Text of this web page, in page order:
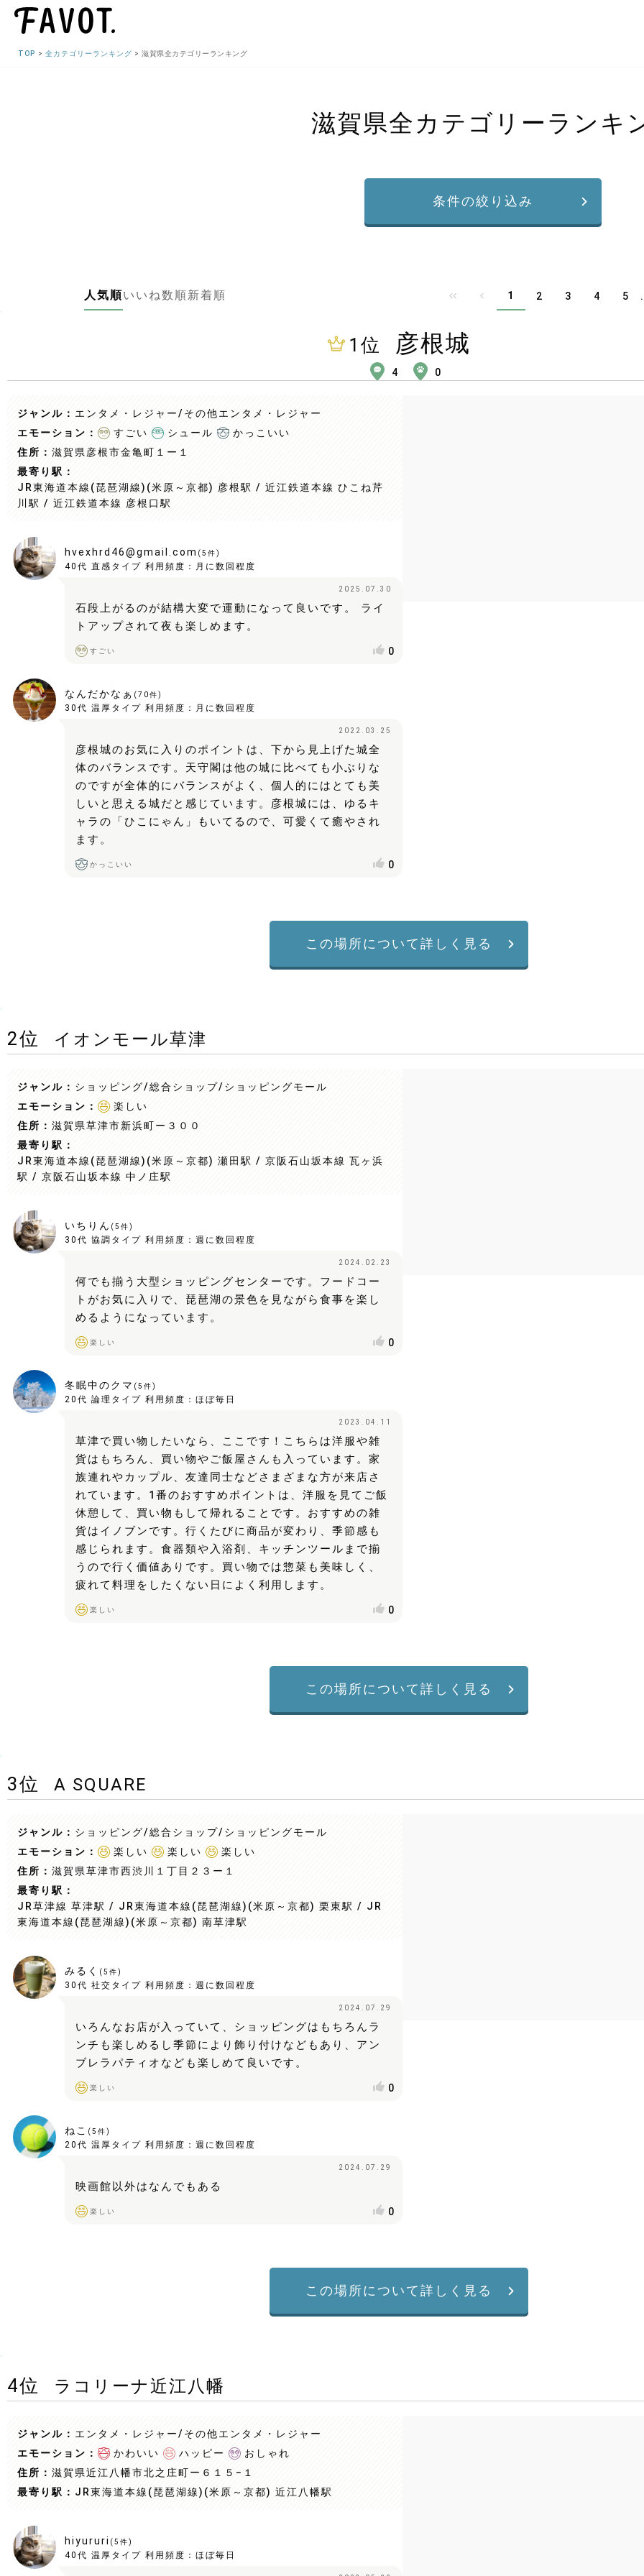
TOP 全カテゴリーランキング 滋賀県全カテゴリーランキング
滋賀県全カテゴリーランキ
条件の絞り込み
人気順いいね数順新着順 1 2 3 4 5
1 位 彦根城
4 0
ジャンル： エンタメ・レジャー/その他エンタメ・レジャー
エモーション：
すごい シュール
かっこいい
住所： 滋賀県彦根市金亀町１ー１
最寄り駅：
JR東海道本線(琵琶湖線)(米原～京都) 彦根駅 / 近江鉄道本線 ひこね芹
川駅 / 近江鉄道本線 彦根口駅
hvexhrd46@gmail.com ( 5 件)
40代 直感タイプ 利用頻度： 月に数回程度
2025.07.30
石段上がるのが結構大変で運動になって良いです。 ライ
トアップされて夜も楽しめます。
すごい 0
なんだかなぁ ( 70件)
30代 温厚タイプ 利用頻度： 月に数回程度
2022.03.25
彦根城のお気に入りのポイントは、下から見上げた城全
体のバランスです。天守閣は他の城に比べても小ぶりな
のですが全体的にバランスがよく、個人的にはとても美
しいと思える城だと感じています。彦根城には、ゆるキ
ャラの「ひこにゃん」もいてるので、可愛くて癒やされ
ます。
かっこいい 0
この場所について詳しく見る
2位 イオンモール草津
ジャンル： ショッピング/総合ショップ/ショッピングモール
エモーション：
楽しい
住所： 滋賀県草津市新浜町ー３００
最寄り駅：
JR東海道本線(琵琶湖線)(米原～京都) 瀬田駅 / 京阪石山坂本線 瓦ヶ浜
駅 / 京阪石山坂本線 中ノ庄駅
いちりん ( 5 件)
30代 協調タイプ 利用頻度： 週に数回程度
2024.02.23
何でも揃う大型ショッピングセンターです。フードコー
トがお気に入りで、琵琶湖の景色を見ながら食事を楽し
めるようになっています。
楽しい 0
冬眠中のクマ ( 5 件)
20代 論理タイプ 利用頻度： ほぼ毎日
2023.04.11
草津で買い物したいなら、ここです！こちらは洋服や雑
貨はもちろん、買い物やご飯屋さんも入っています。家
族連れやカップル、友達同士などさまざまな方が来店さ
れています。1番のおすすめポイントは、洋服を見てご飯
休憩して、買い物もして帰れることです。おすすめの雑
貨はイノブンです。行くたびに商品が変わり、季節感も
感じられます。食器類や入浴剤、キッチンツールまで揃
うので行く価値ありです。買い物では惣菜も美味しく、
疲れて料理をしたくない日によく利用します。
楽しい 0
この場所について詳しく見る
3位 A SQUARE
ジャンル： ショッピング/総合ショップ/ショッピングモール
エモーション：
楽しい 楽しい
楽しい
住所： 滋賀県草津市西渋川１丁目２３ー１
最寄り駅：
JR草津線 草津駅 / JR東海道本線(琵琶湖線)(米原～京都) 栗東駅 / JR
東海道本線(琵琶湖線)(米原～京都) 南草津駅
みるく ( 5 件)
30代 社交タイプ 利用頻度： 週に数回程度
2024.07.29
いろんなお店が入っていて、ショッピングはもちろんラ
ンチも楽しめるし季節により飾り付けなどもあり、アン
ブレラパティオなども楽しめて良いです。
楽しい 0
ねこ ( 5 件)
20代 温厚タイプ 利用頻度： 週に数回程度
2024.07.29
映画館以外はなんでもある
楽しい 0
この場所について詳しく見る
4位 ラコリーナ近江八幡
ジャンル： エンタメ・レジャー/その他エンタメ・レジャー
エモーション：
かわいい ハッピー
おしゃれ
住所： 滋賀県近江八幡市北之庄町ー６１５−１
最寄り駅： JR東海道本線(琵琶湖線)(米原～京都) 近江八幡駅
hiyururi ( 5 件)
40代 温厚タイプ 利用頻度： ほぼ毎日